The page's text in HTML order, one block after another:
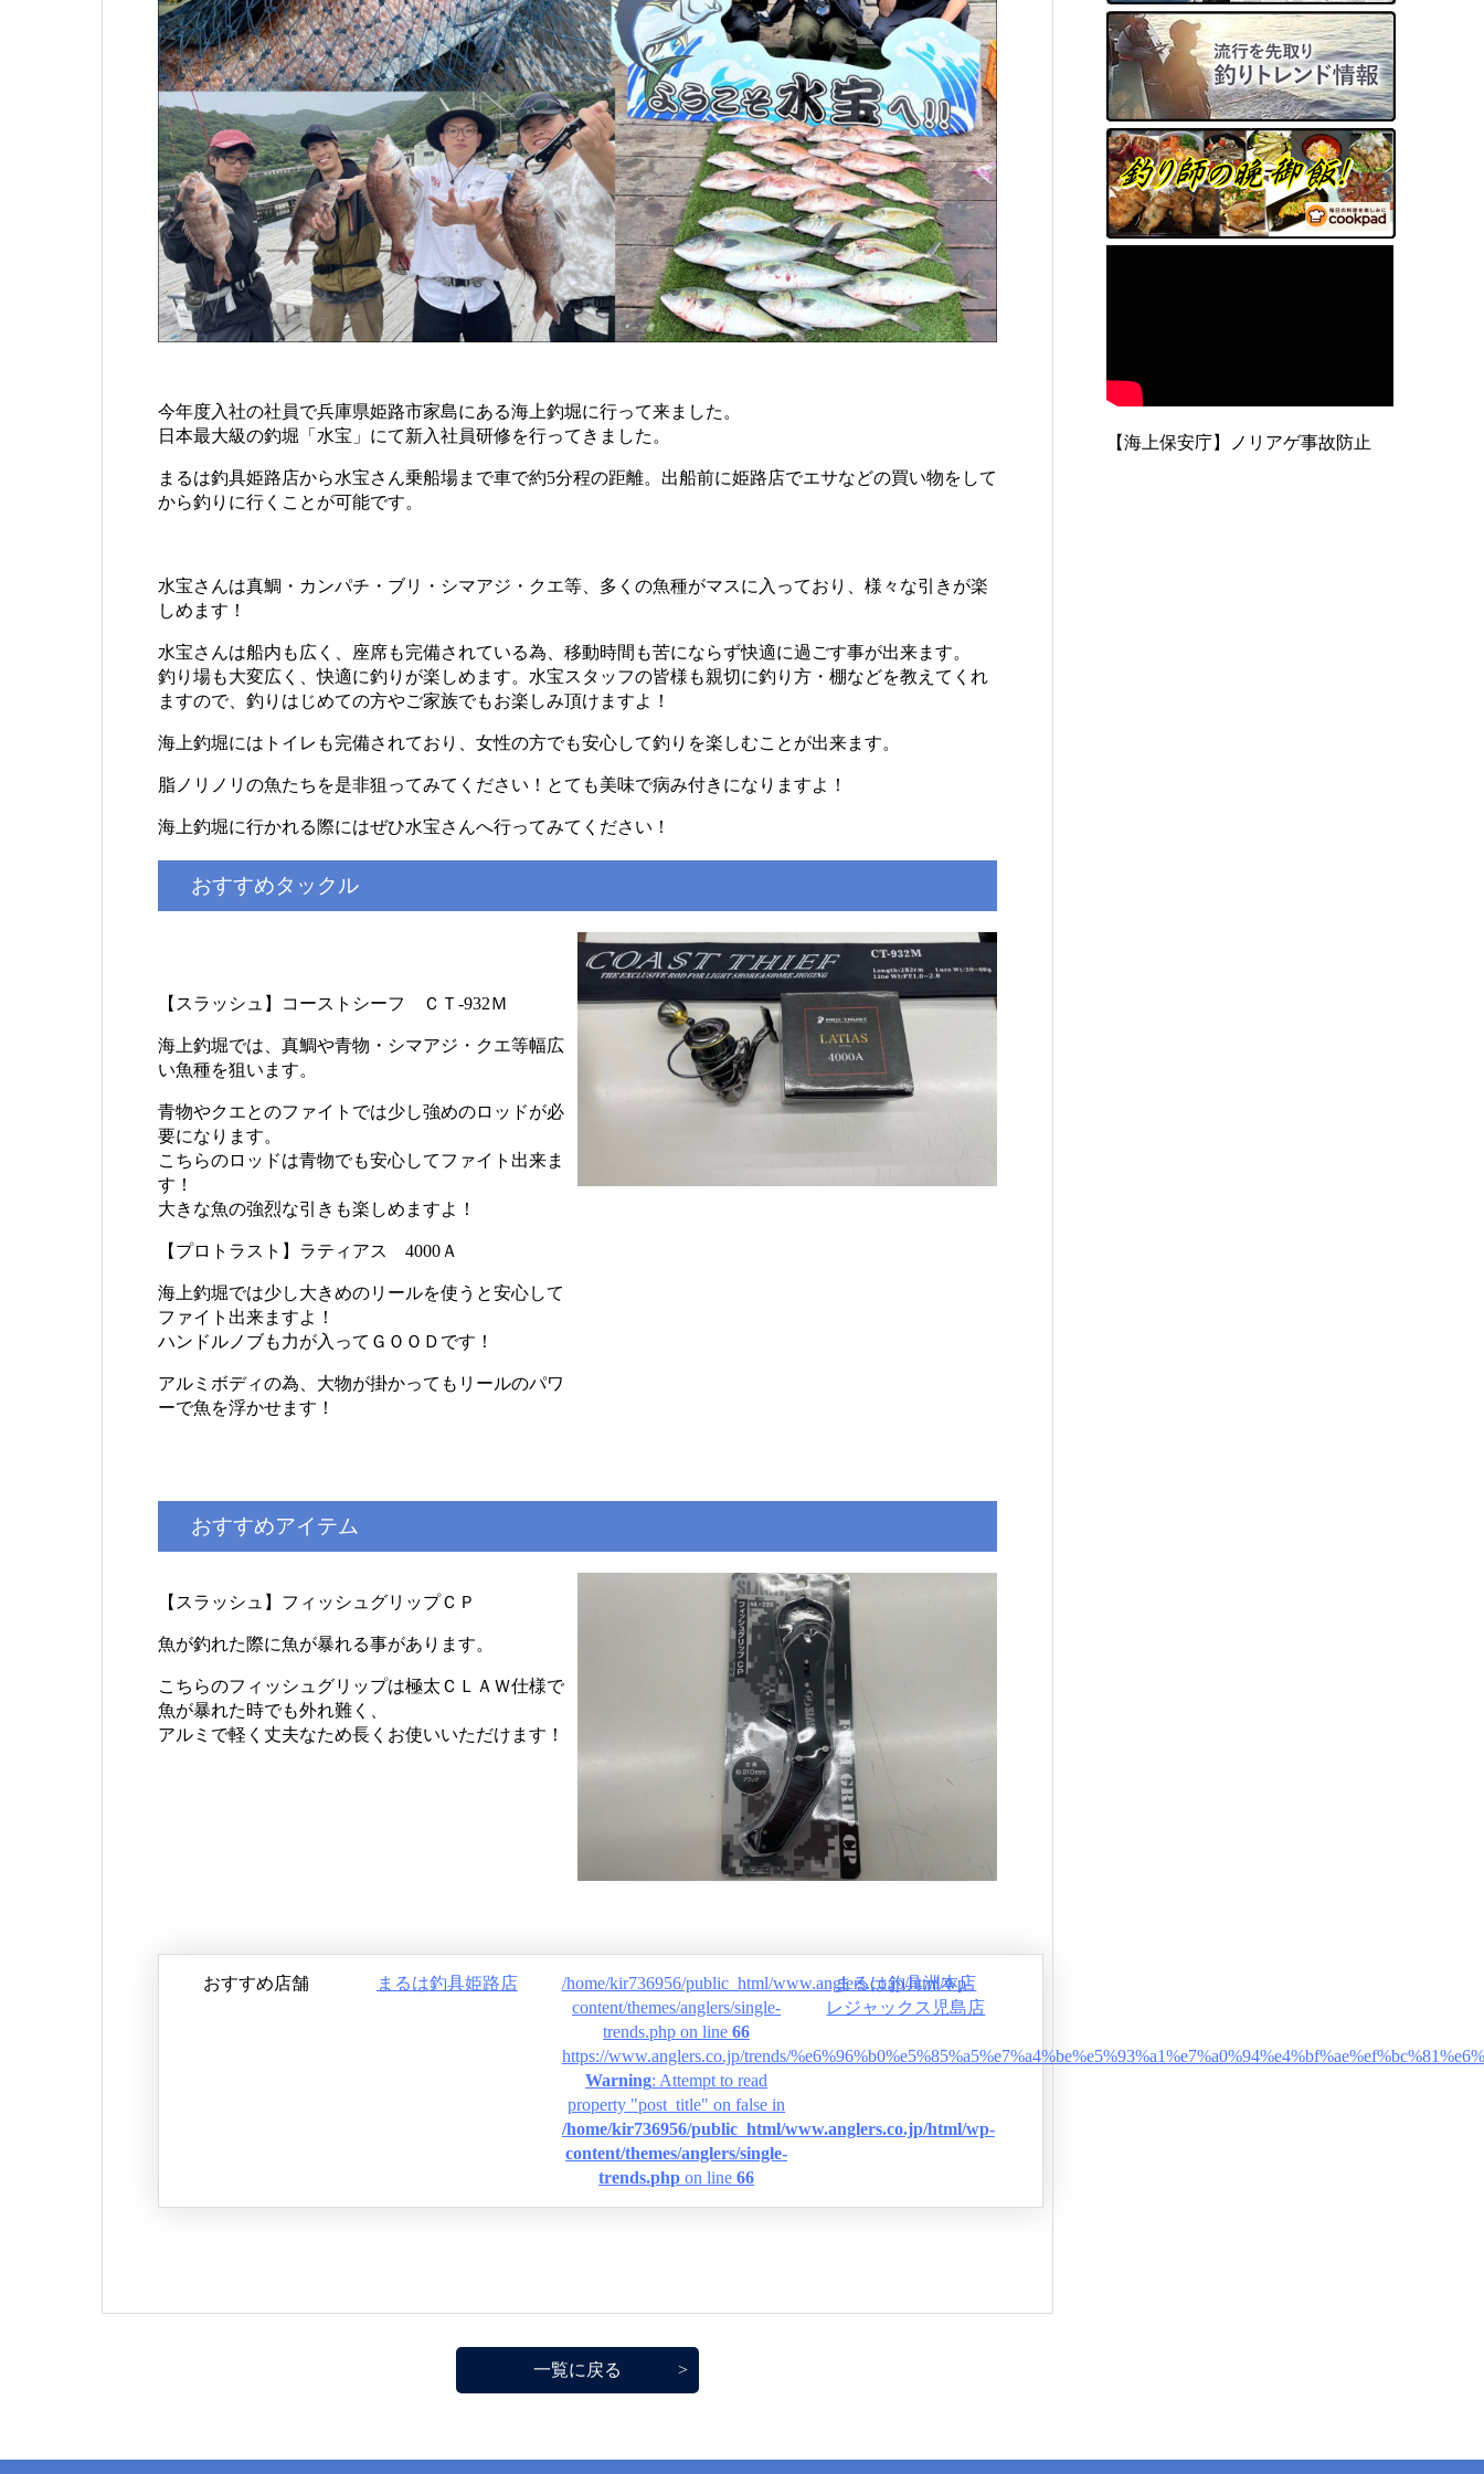
今年度入社の社員で兵庫県姫路市家島にある海上釣堀に行って来ました。
日本最大級の釣堀「水宝」にて新入社員研修を行ってきました。
まるは釣具姫路店から水宝さん乗船場まで車で約5分程の距離。出船前に姫路店でエサなどの買い物をして
から釣りに行くことが可能です。
水宝さんは真鯛・カンパチ・ブリ・シマアジ・クエ等、多くの魚種がマスに入っており、様々な引きが楽
しめます！
水宝さんは船内も広く、座席も完備されている為、移動時間も苦にならず快適に過ごす事が出来ます。
釣り場も大変広く、快適に釣りが楽しめます。水宝スタッフの皆様も親切に釣り方・棚などを教えてくれ
ますので、釣りはじめての方やご家族でもお楽しみ頂けますよ！
海上釣堀にはトイレも完備されており、女性の方でも安心して釣りを楽しむことが出来ます。
脂ノリノリの魚たちを是非狙ってみてください！とても美味で病み付きになりますよ！
海上釣堀に行かれる際にはぜひ水宝さんへ行ってみてください！
おすすめタックル
【スラッシュ】コーストシーフ ＣＴ-932Ｍ
海上釣堀では、真鯛や青物・シマアジ・クエ等幅広
い魚種を狙います。
青物やクエとのファイトでは少し強めのロッドが必
要になります。
こちらのロッドは青物でも安心してファイト出来ま
す！
大きな魚の強烈な引きも楽しめますよ！
【プロトラスト】ラティアス 4000Ａ
海上釣堀では少し大きめのリールを使うと安心して
ファイト出来ますよ！
ハンドルノブも力が入ってＧＯＯＤです！
アルミボディの為、大物が掛かってもリールのパワ
ーで魚を浮かせます！
おすすめアイテム
【スラッシュ】フィッシュグリップＣＰ
魚が釣れた際に魚が暴れる事があります。
こちらのフィッシュグリップは極太ＣＬＡＷ仕様で
魚が暴れた時でも外れ難く、
アルミで軽く丈夫なため長くお使いいただけます！
おすすめ店舗 まるは釣具姫路店
/home/kir736956/public_html/www.anglers.co.jp/html/wp-
content/themes/anglers/single-
trends.php on line66
https://www.anglers.co.jp/trends/
Warning: Attempt to read
property "post_title" on false in
/home/kir736956/public_html/www.anglers.co.jp/html/wp-
content/themes/anglers/single-
trends.php on line66
まるは釣具洲本店
レジャックス児島店
一覧に戻る
【海上保安庁】ノリアゲ事故防止